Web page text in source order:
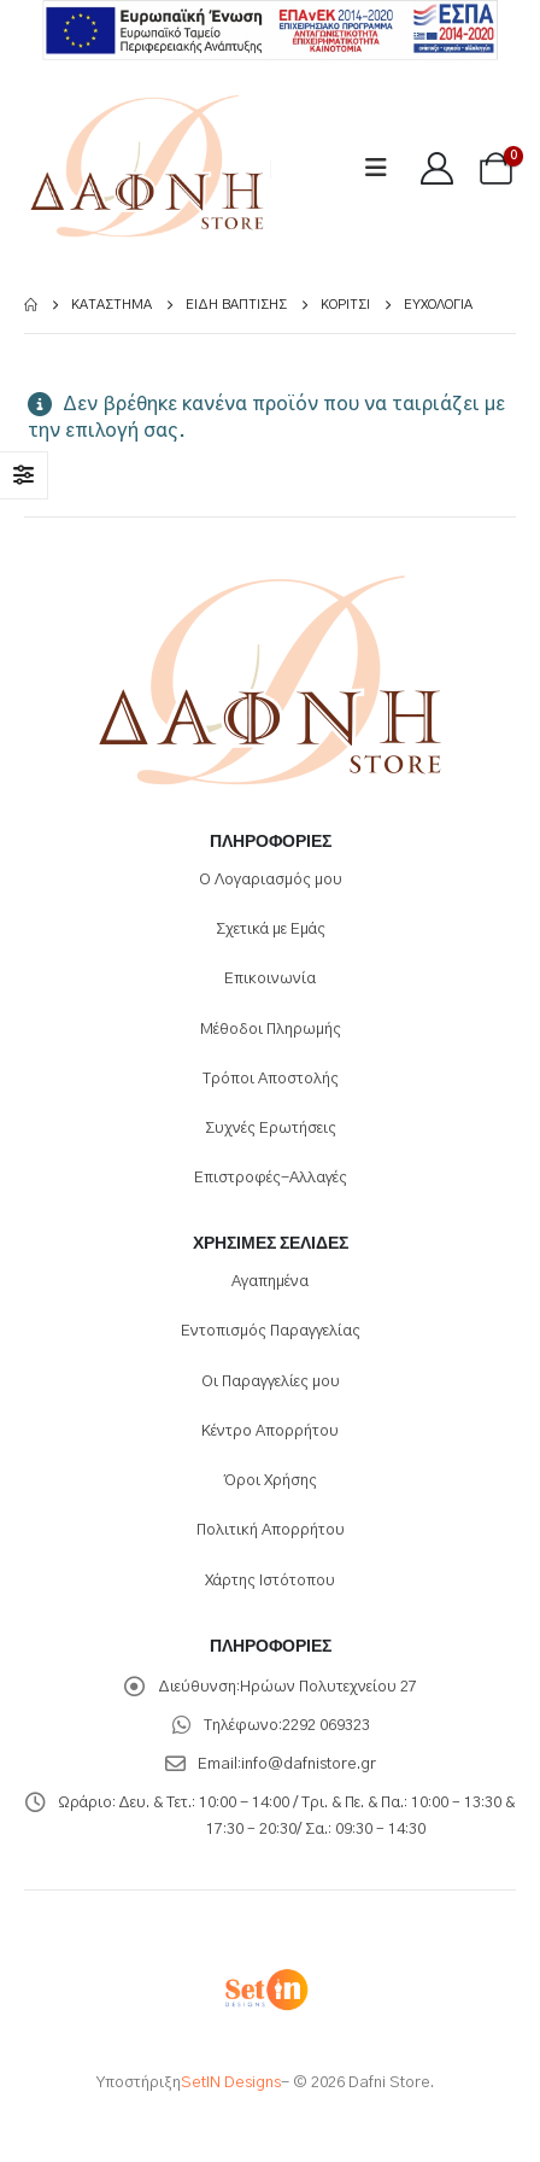
0
ΚΑΤΆΣΤΗΜΑ ΕΊΔΗ ΒΆΠΤΙΣΗΣ ΚΟΡΊΤΣΙ ΕΥΧΟΛΌΓΙΑ
Δεν βρέθηκε κανένα προϊόν που να ταιριάζει με
την επιλογή σας.
ΠΛΗΡΟΦΟΡΊΕΣ
Ο Λογαριασμός μου
Σχετικά με Εμάς
Επικοινωνία
Μέθοδοι Πληρωμής
Τρόποι Αποστολής
Συχνές Ερωτήσεις
Επιστροφές-Αλλαγές
ΧΡΉΣΙΜΕΣ ΣΕΛΊΔΕΣ
Αγαπημένα
Εντοπισμός Παραγγελίας
Οι Παραγγελίες μου
Κέντρο Απορρήτου
Όροι Χρήσης
Πολιτική Απορρήτου
Χάρτης Ιστότοπου
ΠΛΗΡΟΦΟΡΊΕΣ
Διεύθυνση: Ηρώων Πολυτεχνείου 27
Τηλέφωνο:2292 069323
Email:info@dafnistore.gr
Ωράριο: Δευ. & Τετ.: 10:00 - 14:00 / Τρι. & Πε. & Πα.: 10:00 – 13:30 &
17:30 – 20:30/ Σα.: 09:30 – 14:30
ΥποστήριξηSetIN Designs- © 2026 Dafni Store.